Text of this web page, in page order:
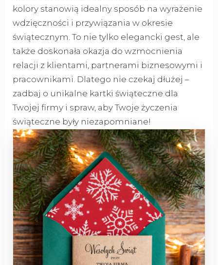
kolory stanowią idealny sposób na wyrażenie
wdzięczności i przywiązania w okresie
świątecznym. To nie tylko elegancki gest, ale
także doskonała okazja do wzmocnienia
relacji z klientami, partnerami biznesowymi i
pracownikami. Dlatego nie czekaj dłużej –
zadbaj o unikalne kartki świąteczne dla
Twojej firmy i spraw, aby Twoje życzenia
świąteczne były niezapomniane!